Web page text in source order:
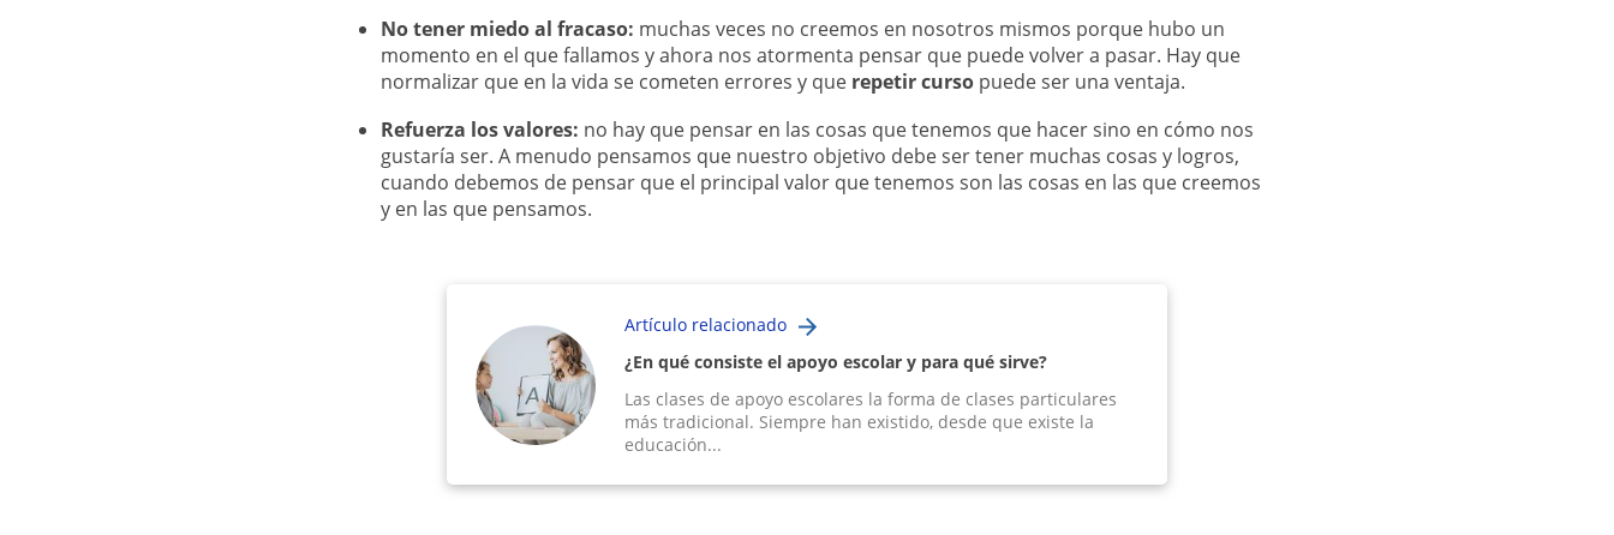
No tener miedo al fracaso: muchas veces no creemos en nosotros mismos porque hubo un
momento en el que fallamos y ahora nos atormenta pensar que puede volver a pasar. Hay que
normalizar que en la vida se cometen errores y que repetir curso puede ser una ventaja.
Refuerza los valores: no hay que pensar en las cosas que tenemos que hacer sino en cómo nos
gustaría ser. A menudo pensamos que nuestro objetivo debe ser tener muchas cosas y logros,
cuando debemos de pensar que el principal valor que tenemos son las cosas en las que creemos
y en las que pensamos.
Artículo relacionado
¿En qué consiste el apoyo escolar y para qué sirve?
Las clases de apoyo escolares la forma de clases particulares
más tradicional. Siempre han existido, desde que existe la
educación...